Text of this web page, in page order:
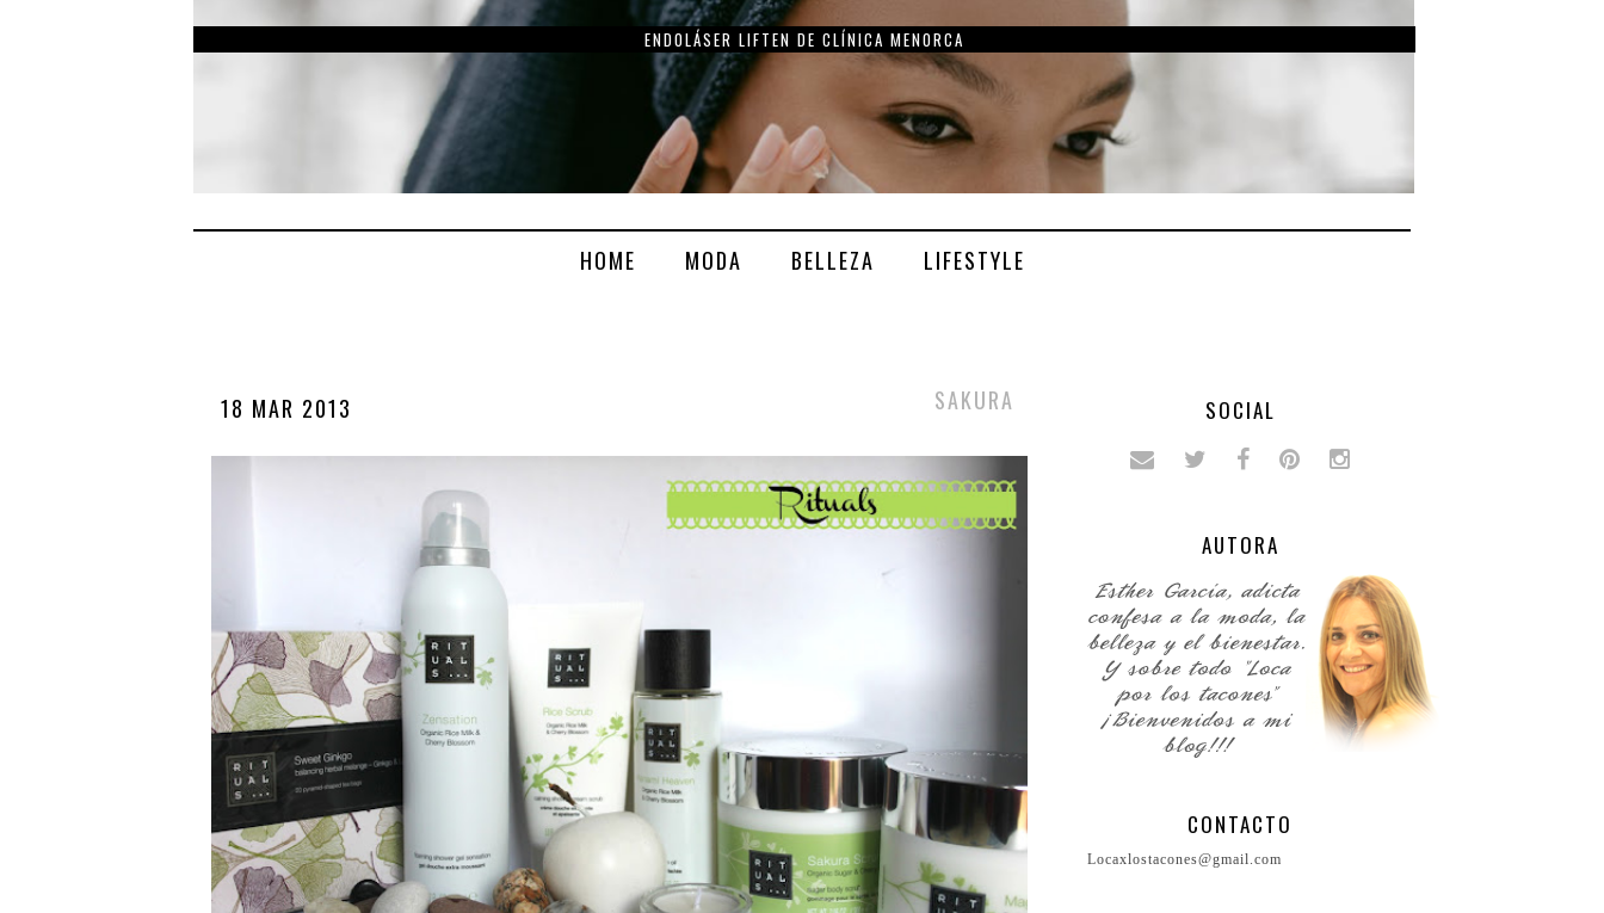
ENDOLÁSER LIFTEN DE CLÍNICA MENORCA
HOME MODA BELLEZA LIFESTYLE
18 MAR 2013 SAKURA SOCIAL
AUTORA
CONTACTO
Locaxlostacones@gmail.com